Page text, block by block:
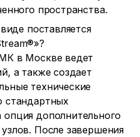
пространства.
поставляется
в Москве ведет
а также создает
технические
стандартных
дополнительного
После завершения